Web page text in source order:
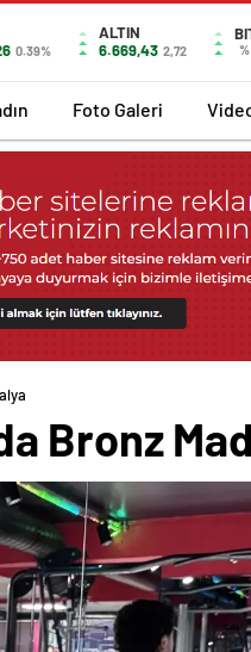
0.39%
ALTIN
6.669,43 2,72 %
Foto Galeri
Bronz